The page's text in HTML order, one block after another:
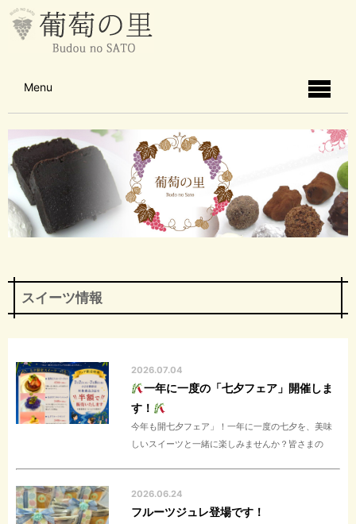
Menu
スイーツ情報
2026.07.04
一年に一度の「七夕フェア」開催しま
す！
今年も開七夕フェア」！一年に一度の七夕を、美味
しいスイーツと一緒に楽しみませんか？皆さまの
2026.06.24
フルーツジュレ登場です！